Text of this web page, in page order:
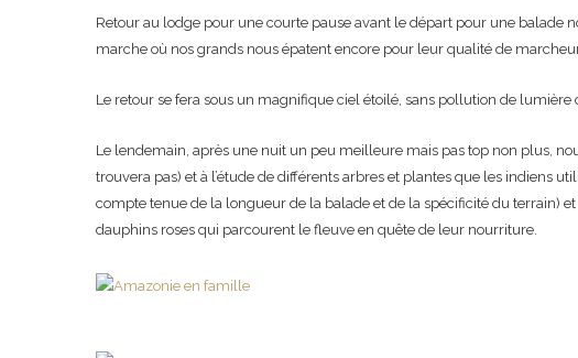
Retour au lodge pour une courte pause avant le départ pour une balade
marche où nos grands nous épatent encore pour leur qualité de
Le retour se fera sous un magnifique ciel étoilé, sans pollution de
Le lendemain, après une nuit un peu meilleure mais pas top non plus,
trouvera pas) et à l’étude de différents arbres et plantes que les indiens
compte tenue de la longueur de la balade et de la spécificité du terrain)
dauphins roses qui parcourent le fleuve en quête de leur nourriture.